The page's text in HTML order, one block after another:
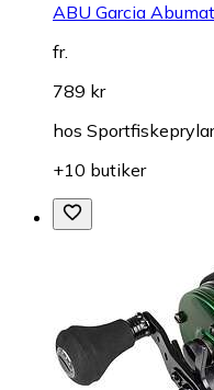
ABU Garcia
fr.
789 kr
hos
+10 butiker